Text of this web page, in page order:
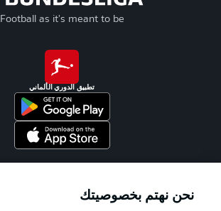
Football as it's meant to be
تطبيق الدوري الألماني
نحن نهتم بخصوصيتك